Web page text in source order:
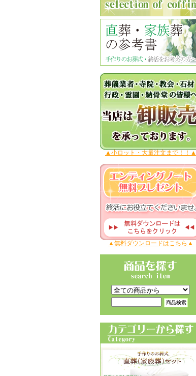
▲小ロット・大量注文まで！！▲
▲無料ダウンロードはこちら▲